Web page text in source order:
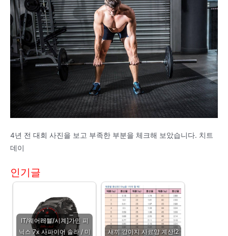
4년 전 대회 사진을 보고 부족한 부분을 체크해 보았습니다. 치트
데이
인기글
IT/웨어러블/시계]가민 피
닉스 7x 사파이어 솔라 / 미
새끼 강아지 사료양 계산!2